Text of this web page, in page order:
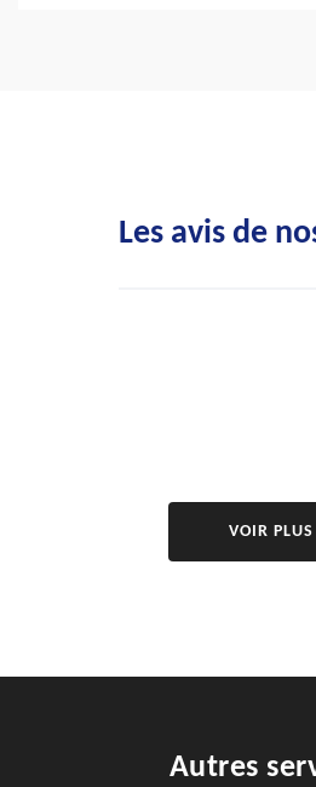
Les avis de
VOIR PLUS
Autres